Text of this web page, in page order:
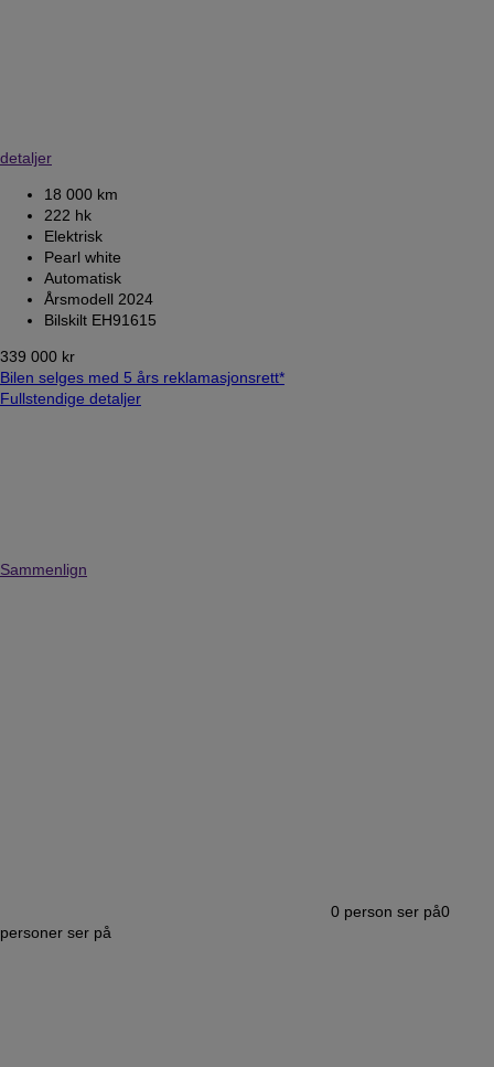
detaljer
18 000 km
222 hk
Elektrisk
Pearl white
Automatisk
Årsmodell 2024
Bilskilt EH91615
339 000 kr
Bilen selges med 5 års reklamasjonsrett*
Fullstendige detaljer
Sammenlign
0 person ser på0
personer ser på